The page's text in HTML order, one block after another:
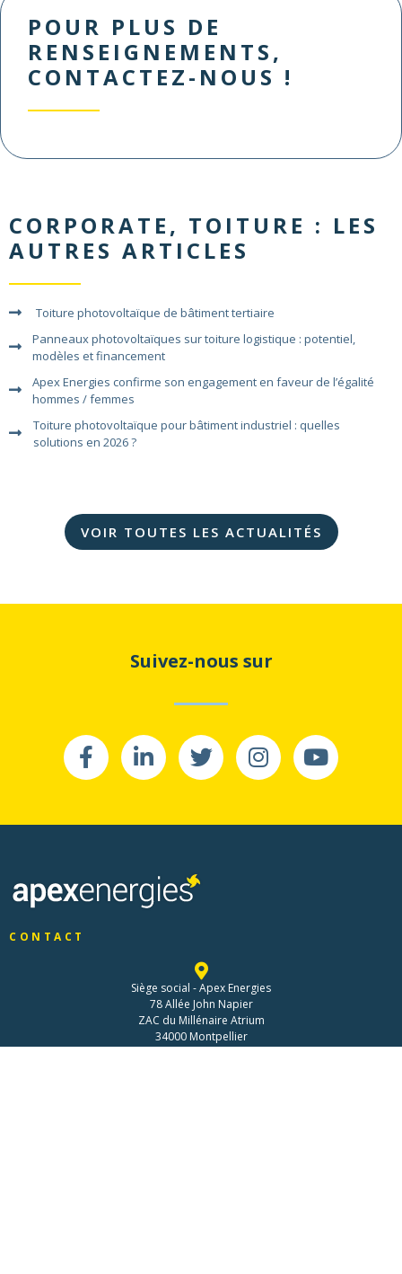
POUR PLUS DE
RENSEIGNEMENTS,
CONTACTEZ-NOUS !
CORPORATE, TOITURE : LES
AUTRES ARTICLES
Toiture photovoltaïque de bâtiment tertiaire
Panneaux photovoltaïques sur toiture logistique : potentiel,
modèles et financement
Apex Energies confirme son engagement en faveur de l’égalité
hommes / femmes
Toiture photovoltaïque pour bâtiment industriel : quelles
solutions en 2026 ?
VOIR TOUTES LES ACTUALITÉS
Suivez-nous sur
CONTACT
Siège social - Apex Energies
78 Allée John Napier
ZAC du Millénaire Atrium
34000 Montpellier